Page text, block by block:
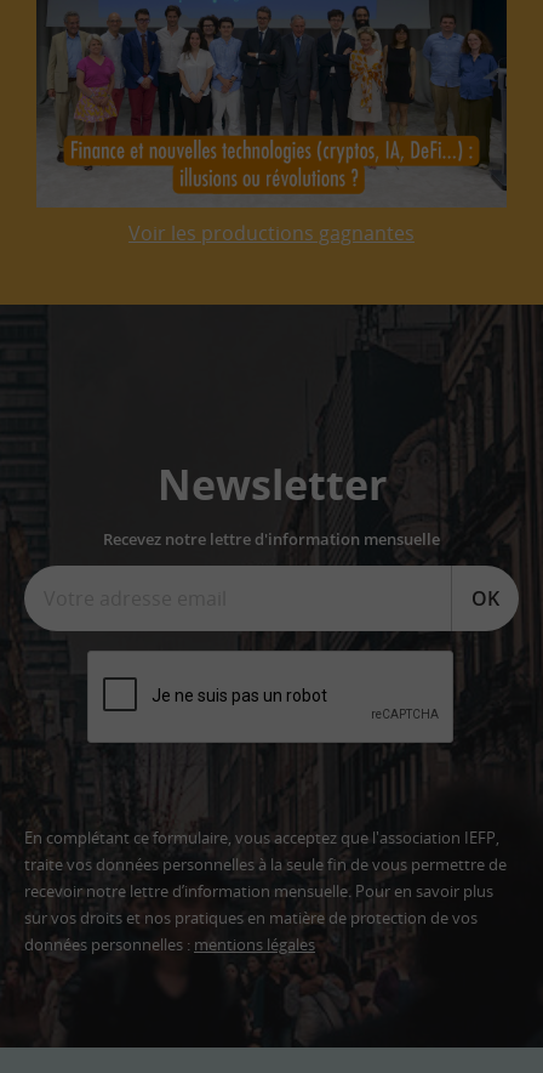
Voir les productions gagnantes
Newsletter
Recevez notre lettre d'information mensuelle
OK
En complétant ce formulaire, vous acceptez que l'association IEFP,
traite vos données personnelles à la seule fin de vous permettre de
recevoir notre lettre d’information mensuelle. Pour en savoir plus
sur vos droits et nos pratiques en matière de protection de vos
données personnelles : mentions légales